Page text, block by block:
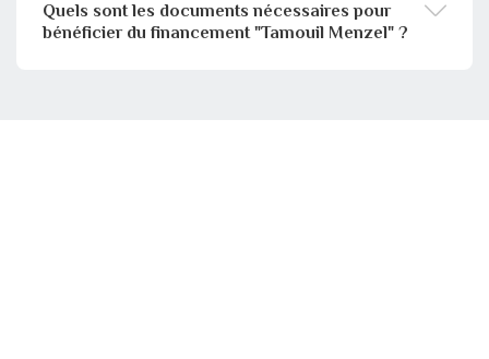
Quels sont les documents nécessaires pour
bénéficier du financement "Tamouil Menzel" ?